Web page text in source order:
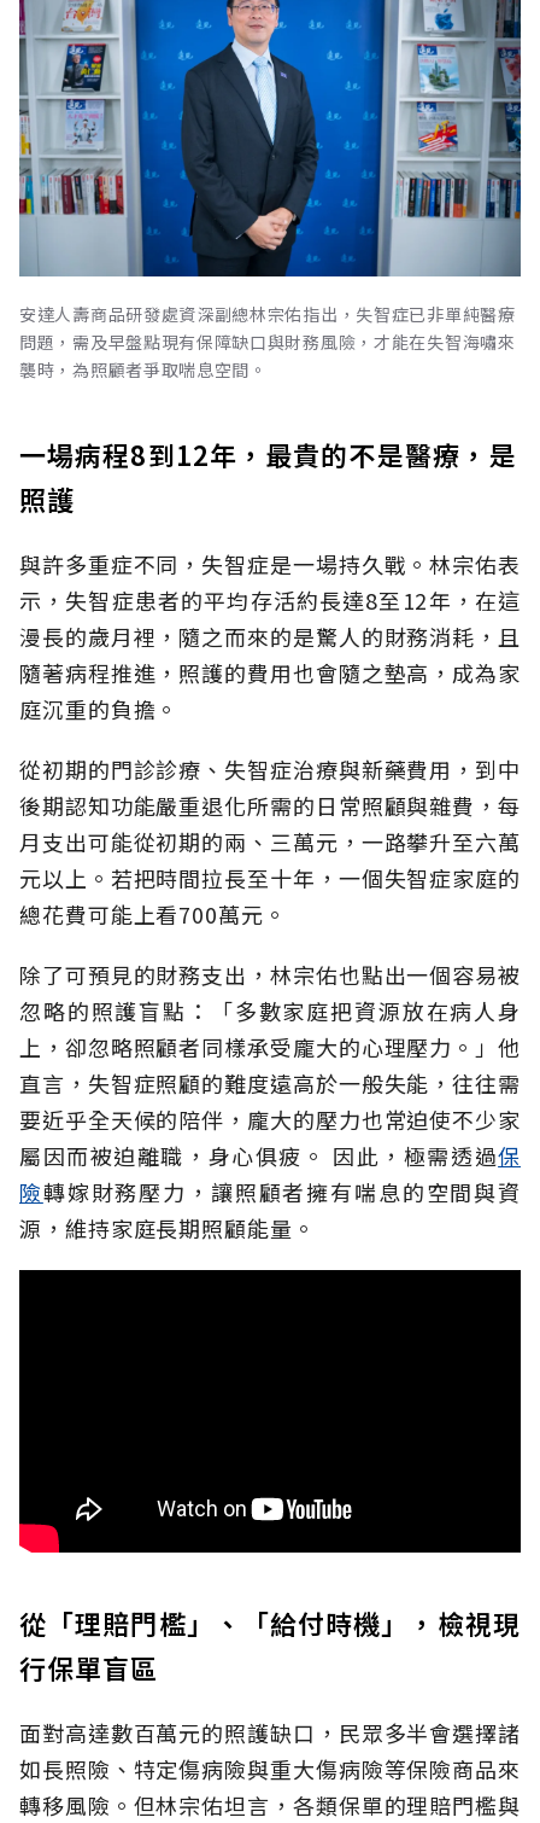
安達人壽商品研發處資深副總林宗佑指出，失智症已非單純醫療
問題，需及早盤點現有保障缺口與財務風險，才能在失智海嘯來
襲時，為照顧者爭取喘息空間。
一場病程8到12年，最貴的不是醫療，是
照護
與許多重症不同，失智症是一場持久戰。林宗佑表
示，失智症患者的平均存活約長達8至12年，在這
漫長的歲月裡，隨之而來的是驚人的財務消耗，且
隨著病程推進，照護的費用也會隨之墊高，成為家
庭沉重的負擔。
從初期的門診診療、失智症治療與新藥費用，到中
後期認知功能嚴重退化所需的日常照顧與雜費，每
月支出可能從初期的兩、三萬元，一路攀升至六萬
元以上。若把時間拉長至十年，一個失智症家庭的
總花費可能上看700萬元。
除了可預見的財務支出，林宗佑也點出一個容易被
忽略的照護盲點：「多數家庭把資源放在病人身
上，卻忽略照顧者同樣承受龐大的心理壓力。」他
直言，失智症照顧的難度遠高於一般失能，往往需
要近乎全天候的陪伴，龐大的壓力也常迫使不少家
屬因而被迫離職，身心俱疲。 因此，極需透過保
險轉嫁財務壓力，讓照顧者擁有喘息的空間與資
源，維持家庭長期照顧能量。
從「理賠門檻」、「給付時機」，檢視現
行保單盲區
面對高達數百萬元的照護缺口，民眾多半會選擇諸
如長照險、特定傷病險與重大傷病險等保險商品來
轉移風險。但林宗佑坦言，各類保單的理賠門檻與